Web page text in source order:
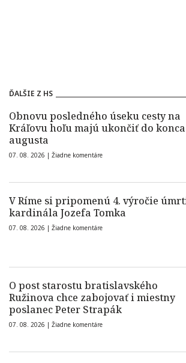
ĎALŠIE Z HS
Obnovu posledného úseku cesty na
Kráľovu hoľu majú ukončiť do konca
augusta
07. 08. 2026 | Žiadne komentáre
V Ríme si pripomenú 4. výročie
kardinála Jozefa Tomka
07. 08. 2026 | Žiadne komentáre
O post starostu bratislavského
Ružinova chce zabojovať i miestny
poslanec Peter Strapák
07. 08. 2026 | Žiadne komentáre